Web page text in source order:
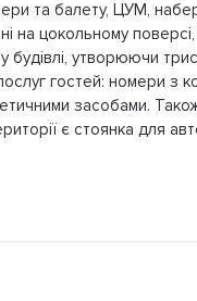
та балету, ЦУМ,
на цокольному поверсі,
будівлі, утворюючи
гостей: номери з
засобами. Також
є стоянка для